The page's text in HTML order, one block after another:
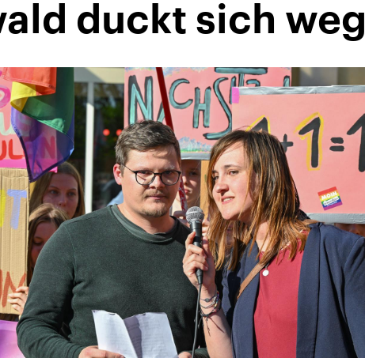
duckt sich weg